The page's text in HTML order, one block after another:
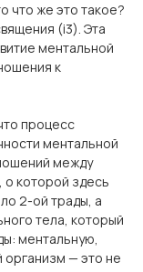
что же это такое?
(i3). Эта
ментальной
к
процесс
ментальной
между
которой здесь
2-ой трады, а
тела, который
ментальную,
— это не